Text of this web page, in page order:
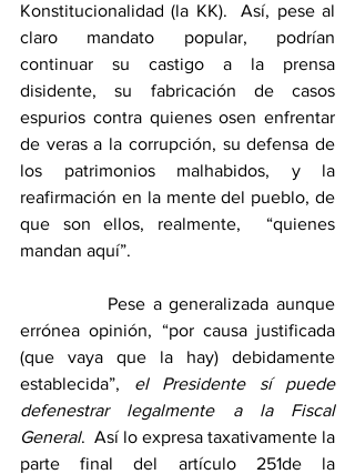
Konstitucionalidad (la KK).  Así, pese al
claro mandato popular, podrían
continuar su castigo a la prensa
disidente, su fabricación de casos
espurios contra quienes osen enfrentar
de veras a la corrupción, su defensa de
los patrimonios malhabidos, y la
reafirmación en la mente del pueblo, de
que son ellos, realmente,  “quienes
mandan aquí”.
Pese a generalizada aunque
errónea opinión, “por causa justificada
(que vaya que la hay) debidamente
establecida”, el Presidente sí puede
defenestrar legalmente a la Fiscal
General.  Así lo expresa taxativamente la
parte final del artículo 251de la